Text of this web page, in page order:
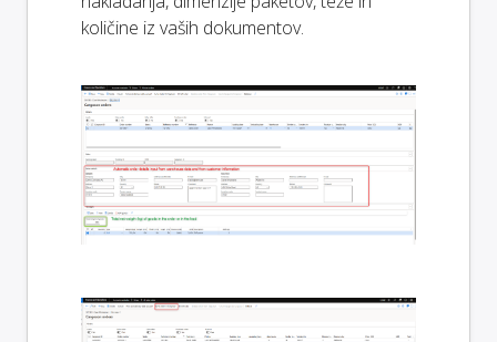
količine iz vaših dokumentov.